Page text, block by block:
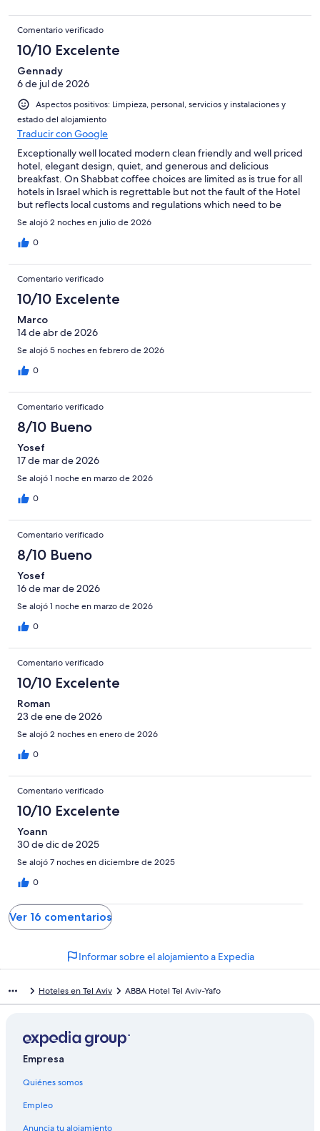
Comentario verificado
10/10 Excelente
Gennady
6 de jul de 2026
Aspectos positivos: Limpieza, personal, servicios y instalaciones y
estado del alojamiento
Traducir con Google
Exceptionally well located modern clean friendly and well priced
hotel, elegant design, quiet, and generous and delicious
breakfast. On Shabbat coffee choices are limited as is true for all
hotels in Israel which is regrettable but not the fault of the Hotel
but reflects local customs and regulations which need to be
amended since they make no sense and create unnecessary
frustrations for visitors to Israel, as does the fact that public
transportation ends in the entire country on Shabbat which is a
and tourists alike.
Se alojó 2 noches en julio de 2026
0
Comentario verificado
10/10 Excelente
Marco
14 de abr de 2026
Se alojó 5 noches en febrero de 2026
0
Comentario verificado
8/10 Bueno
Yosef
17 de mar de 2026
Se alojó 1 noche en marzo de 2026
0
Comentario verificado
8/10 Bueno
Yosef
16 de mar de 2026
Se alojó 1 noche en marzo de 2026
0
Comentario verificado
10/10 Excelente
Roman
23 de ene de 2026
Se alojó 2 noches en enero de 2026
0
Comentario verificado
10/10 Excelente
Yoann
30 de dic de 2025
Se alojó 7 noches en diciembre de 2025
0
Ver 16 comentarios
Informar sobre el alojamiento a Expedia
Hoteles en Tel Aviv ABBA Hotel Tel Aviv-Yafo
Empresa
Quiénes somos
Empleo
Anuncia tu alojamiento